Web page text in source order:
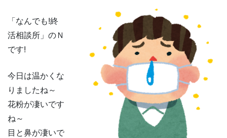
「なんでも!終
活相談所」のＮ
です!
今日は温かくな
りましたね～
花粉が凄いです
ね～
目と鼻が凄いで